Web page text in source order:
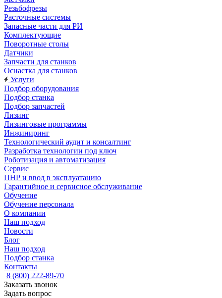
Резьбофрезы
Расточные системы
Запасные части для РИ
Комплектующие
Поворотные столы
Датчики
Запчасти для станков
Оснастка для станков
Услуги
Подбор оборудования
Подбор станка
Подбор запчастей
Лизинг
Лизинговые программы
Инжиниринг
Технологический аудит и консалтинг
Разработка технологии под ключ
Роботизация и автоматизация
Сервис
ПНР и ввод в эксплуатацию
Гарантийное и сервисное обслуживание
Обучение
Обучение персонала
О компании
Наш подход
Новости
Блог
Наш подход
Подбор станка
Контакты
8 (800) 222-89-70
Заказать звонок
Задать вопрос